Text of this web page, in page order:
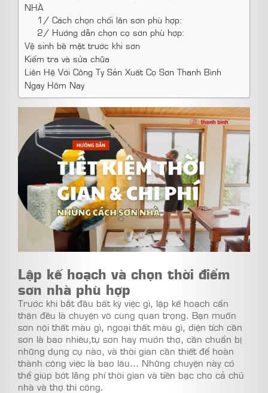
NHÀ
1/ Cách chọn chổi lăn sơn phù hợp:
2/ Hướng dẫn chọn cọ sơn phù hợp:
Vệ sinh bề mặt trước khi sơn
Kiểm tra và sửa chữa
Liên Hệ Với Công Ty Sản Xuất Cọ Sơn Thanh Bình
Ngay Hôm Nay
Lập kế hoạch và chọn thời điểm
sơn nhà phù hợp
Trước khi bắt đầu bất kỳ việc gì, lập kế hoạch cẩn
thận đều là chuyện vô cùng quan trọng. Bạn muốn
sơn nội thất màu gì, ngoại thất màu gì, diện tích cần
sơn là bao nhiêu,tự sơn hay mướn thợ, cần chuẩn bị
những dụng cụ nào, và thời gian cần thiết để hoàn
thành công việc là bao lâu… Những chuyện này có
thể giúp bớt lãng phí thời gian và tiền bạc cho cả chủ
nhà và thợ thi công.